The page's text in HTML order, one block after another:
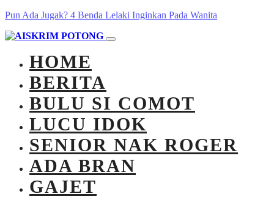
Pun Ada Jugak? 4 Benda Lelaki Inginkan Pada Wanita
HOME
BERITA
BULU SI COMOT
LUCU IDOK
SENIOR NAK ROGER
ADA BRAN
GAJET